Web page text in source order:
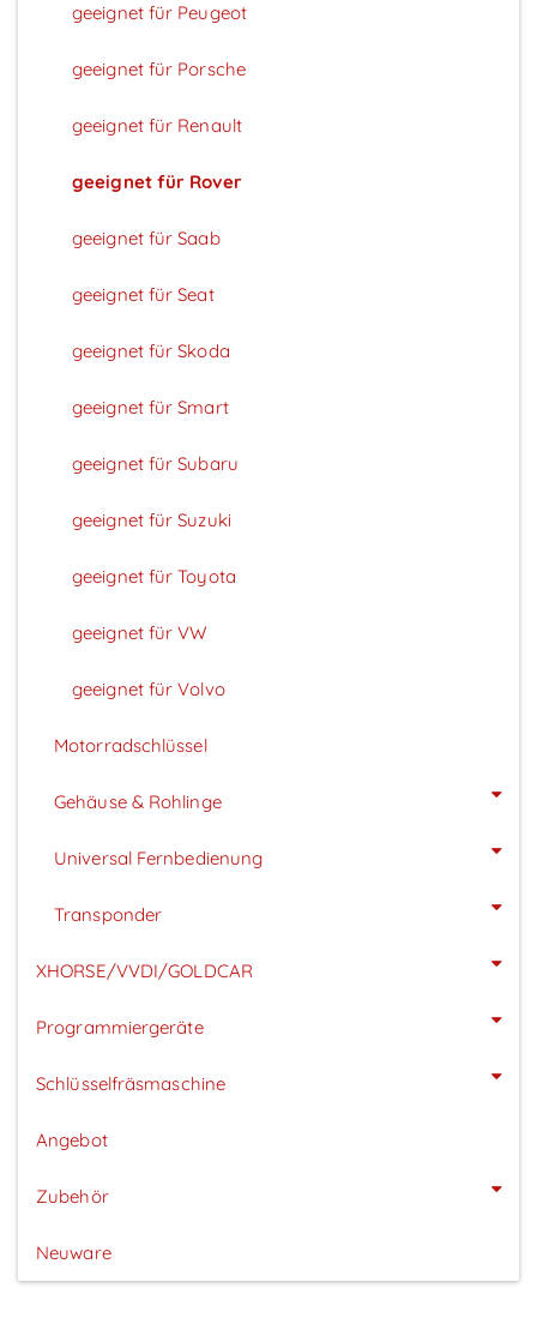
geeignet für Peugeot
geeignet für Porsche
geeignet für Renault
geeignet für Rover
geeignet für Saab
geeignet für Seat
geeignet für Skoda
geeignet für Smart
geeignet für Subaru
geeignet für Suzuki
geeignet für Toyota
geeignet für VW
geeignet für Volvo
Motorradschlüssel
Gehäuse & Rohlinge
Universal Fernbedienung
Transponder
XHORSE/VVDI/GOLDCAR
Programmiergeräte
Schlüsselfräsmaschine
Angebot
Zubehör
Neuware